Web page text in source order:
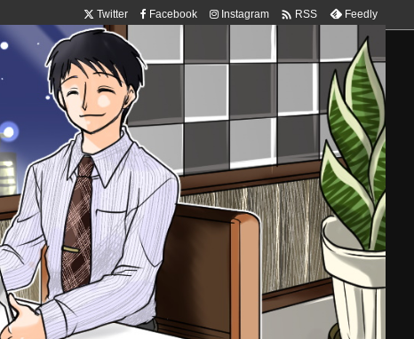
Twitter Facebook Instagram  RSS Feedly